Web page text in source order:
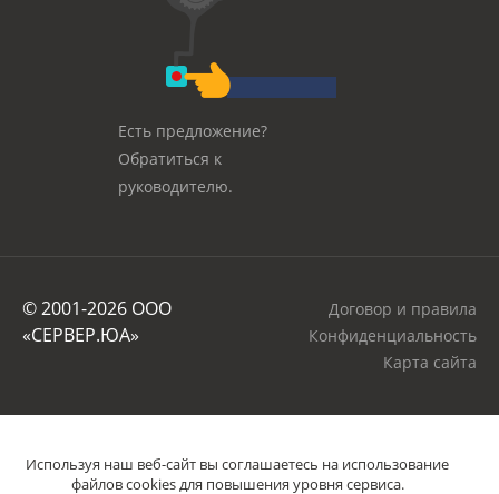
следующие Услуги (прайс стоимости услуг
Аренда виртуальных выделенных
серверов (VPS/VDS) ;
Аренда физических выделенных
серверов (Dedicated Server) ;
Аренда программного обеспечения
собственного или сторонних
серверов или оборудования ;
архивов и файлов Заказчика (FTP-
Есть предложение?
Обратиться к
руководителю.
© 2001-2026 OOO
«СЕРВЕР.ЮА»
Договор и правила
Конфиденциальность
Карта сайта
Используя наш веб-сайт вы соглашаетесь на использование
файлов cookies для повышения уровня сервиса.